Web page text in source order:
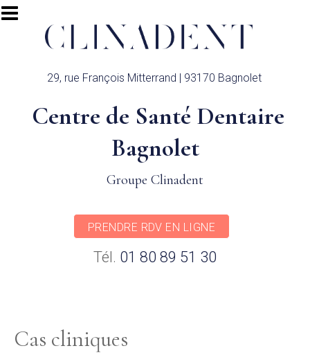
Aller au contenu principal
29, rue François Mitterrand | 93170 Bagnolet
Centre de Santé Dentaire
Bagnolet
Groupe Clinadent
PRENDRE RDV EN LIGNE
Tél. 01 80 89 51 30
Cas cliniques